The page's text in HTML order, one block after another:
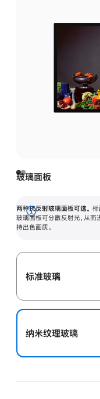
玻璃面板
两种抗反射玻璃面板可选。 标
玻璃面板可分散反射光，从而
持出色画质。
展
开
标准玻璃
纳米纹理玻璃